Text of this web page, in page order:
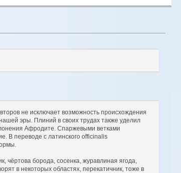
не исключает возможность происхождения
эры. Плиний в своих трудах также уделил
Афродите. Спаржевыми ветками
В переводе с латинского officinalis
чёртова борода, сосенка, журавлиная ягода,
в некоторых областях, перекатичник, тоже в